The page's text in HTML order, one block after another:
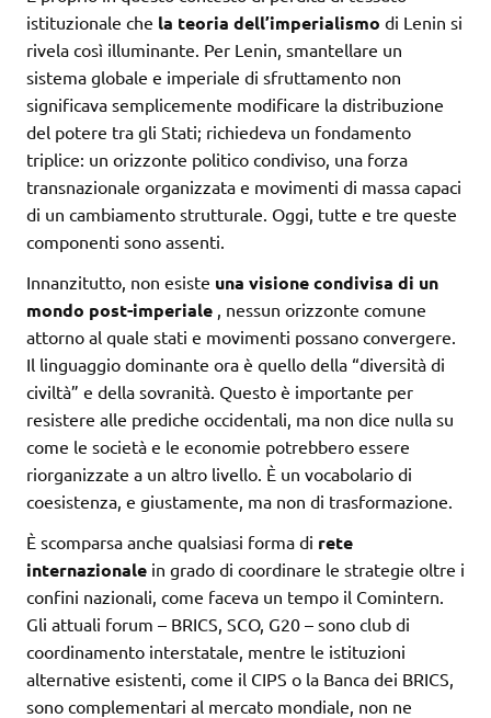
istituzionale che la teoria dell’imperialismo di Lenin si
rivela così illuminante. Per Lenin, smantellare un
sistema globale e imperiale di sfruttamento non
significava semplicemente modificare la distribuzione
del potere tra gli Stati; richiedeva un fondamento
triplice: un orizzonte politico condiviso, una forza
transnazionale organizzata e movimenti di massa capaci
di un cambiamento strutturale. Oggi, tutte e tre queste
componenti sono assenti.
Innanzitutto, non esiste una visione condivisa di un
mondo post-imperiale , nessun orizzonte comune
attorno al quale stati e movimenti possano convergere.
Il linguaggio dominante ora è quello della “diversità di
civiltà” e della sovranità. Questo è importante per
resistere alle prediche occidentali, ma non dice nulla su
come le società e le economie potrebbero essere
riorganizzate a un altro livello. È un vocabolario di
coesistenza, e giustamente, ma non di trasformazione.
È scomparsa anche qualsiasi forma di rete
internazionale in grado di coordinare le strategie oltre i
confini nazionali, come faceva un tempo il Comintern.
Gli attuali forum – BRICS, SCO, G20 – sono club di
coordinamento interstatale, mentre le istituzioni
alternative esistenti, come il CIPS o la Banca dei BRICS,
sono complementari al mercato mondiale, non ne